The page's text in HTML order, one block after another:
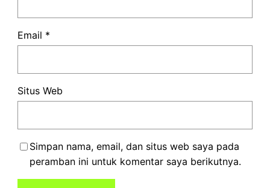
Email *
Situs Web
Simpan nama, email, dan situs web saya pada
peramban ini untuk komentar saya berikutnya.